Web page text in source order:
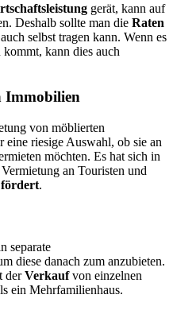
gerät, kann auf
Deshalb sollte man die Raten
selbst tragen kann. Wenn es
kann dies auch
Immobilien
von möblierten
eine riesige Auswahl, ob sie an
möchten. Es hat sich in
an Touristen und
fördert.
separate
diese danach zum anzubieten.
derVerkaufvon einzelnen
ein Mehrfamilienhaus.